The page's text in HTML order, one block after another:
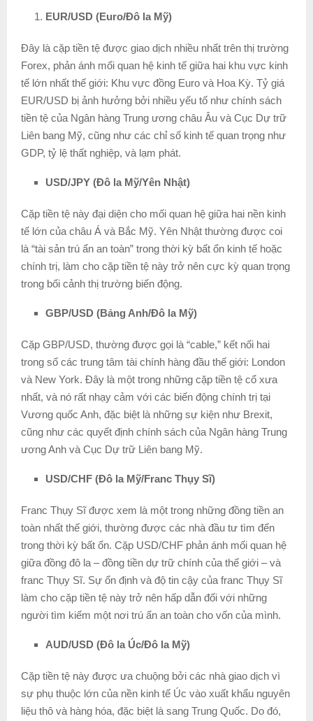
EUR/USD (Euro/Đô la Mỹ)
Đây là cặp tiền tệ được giao dịch nhiều nhất trên thị trường
Forex, phản ánh mối quan hệ kinh tế giữa hai khu vực kinh
tế lớn nhất thế giới: Khu vực đồng Euro và Hoa Kỳ. Tỷ giá
EUR/USD bị ảnh hưởng bởi nhiều yếu tố như chính sách
tiền tệ của Ngân hàng Trung ương châu Âu và Cục Dự trữ
Liên bang Mỹ, cũng như các chỉ số kinh tế quan trọng như
GDP, tỷ lệ thất nghiệp, và lạm phát.
USD/JPY (Đô la Mỹ/Yên Nhật)
Cặp tiền tệ này đại diện cho mối quan hệ giữa hai nền kinh
tế lớn của châu Á và Bắc Mỹ. Yên Nhật thường được coi
là “tài sản trú ẩn an toàn” trong thời kỳ bất ổn kinh tế hoặc
chính trị, làm cho cặp tiền tệ này trở nên cực kỳ quan trọng
trong bối cảnh thị trường biến động.
GBP/USD (Bảng Anh/Đô la Mỹ)
Cặp GBP/USD, thường được gọi là “cable,” kết nối hai
trong số các trung tâm tài chính hàng đầu thế giới: London
và New York. Đây là một trong những cặp tiền tệ cổ xưa
nhất, và nó rất nhạy cảm với các biến động chính trị tại
Vương quốc Anh, đặc biệt là những sự kiện như Brexit,
cũng như các quyết định chính sách của Ngân hàng Trung
ương Anh và Cục Dự trữ Liên bang Mỹ.
USD/CHF (Đô la Mỹ/Franc Thụy Sĩ)
Franc Thụy Sĩ được xem là một trong những đồng tiền an
toàn nhất thế giới, thường được các nhà đầu tư tìm đến
trong thời kỳ bất ổn. Cặp USD/CHF phản ánh mối quan hệ
giữa đồng đô la – đồng tiền dự trữ chính của thế giới – và
franc Thụy Sĩ. Sự ổn định và độ tin cậy của franc Thụy Sĩ
làm cho cặp tiền tệ này trở nên hấp dẫn đối với những
người tìm kiếm một nơi trú ẩn an toàn cho vốn của mình.
AUD/USD (Đô la Úc/Đô la Mỹ)
Cặp tiền tệ này được ưa chuộng bởi các nhà giao dịch vì
sự phụ thuộc lớn của nền kinh tế Úc vào xuất khẩu nguyên
liệu thô và hàng hóa, đặc biệt là sang Trung Quốc. Do đó,